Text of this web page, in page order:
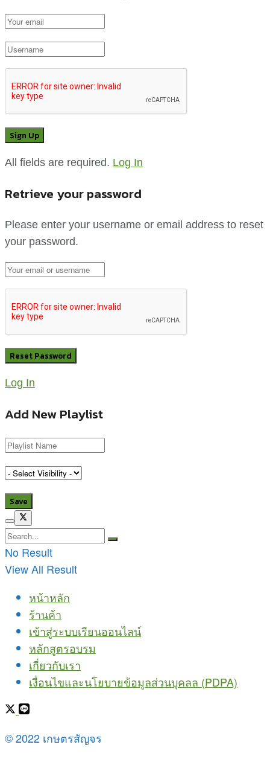
All fields are required. Log In
Retrieve your password
Please enter your username or email address to reset
your password.
Log In
Add New Playlist
No Result
View All Result
หน้าหลัก
ร้านค้า
เข้าสู่ระบบเรียนออนไลน์
หลักสูตรอบรม
เกี่ยวกับเรา
เงื่อนไขและนโยบายข้อมูลส่วนบุคลล (PDPA)
© 2022 เกษตรสัญจร